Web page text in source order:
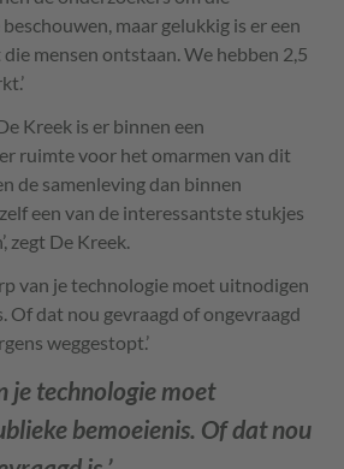
maar gelukkig is er een
mensen ontstaan. We hebben 2,5
Kreek is er binnen een
ruimte voor het omarmen van dit
de samenleving dan binnen
een van de interessantste stukjes
zegt De Kreek.
van je technologie moet uitnodigen
Of dat nou gevraagd of ongevraagd
weggestopt.’
je technologie moet
bemoeienis. Of dat nou